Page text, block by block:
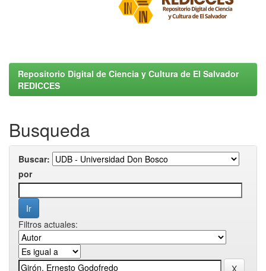
Repositorio Digital de Ciencia y Cultura de El Salvador
REDICCES
Busqueda
Buscar:
por
Filtros actuales: